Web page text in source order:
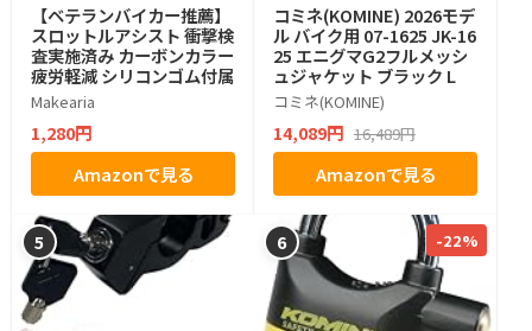
【ベテランバイカー推薦】
スロットルアシスト 衝撃検
査実施済み カーボンカラー
疲労軽減 シリコンゴム付属
Makearia
1,280円
Amazonで見る
コミネ(KOMINE) 2026モデ
ル バイク用 07-1625 JK-16
25 エニグマG2フルメッシ
ュジャケット ブラック L
コミネ(KOMINE)
14,089円 16,489円
Amazonで見る
5 6 -22%